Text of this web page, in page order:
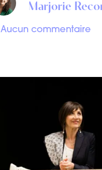
Marjorie
Aucun commentaire